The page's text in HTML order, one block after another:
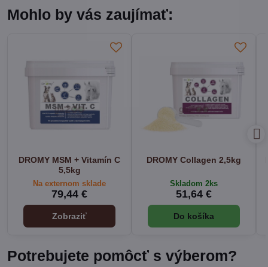
Mohlo by vás zaujímať:
DROMY MSM + Vitamín C
5,5kg
Na externom sklade
79,44 €
Zobraziť
DROMY Collagen 2,5kg
Skladom 2ks
51,64 €
Do košíka
Potrebujete pomôcť s výberom?